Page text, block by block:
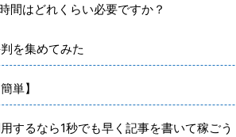
間はどれくらい必要ですか？
を集めてみた
単】
するなら1秒でも早く記事を書いて稼ごう